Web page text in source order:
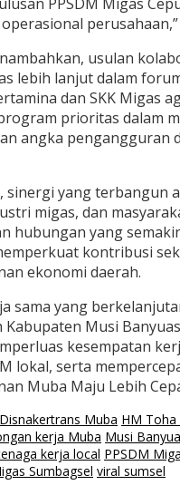
usulan
lebih lanjut dalam
dan SKK Migas
prioritas dalam
angka pengangguran
sinergi yang terbangun
migas, dan
hubungan yang
kontribusi
ekonomi daerah.
sama yang
Kabupaten Musi
kesempatan
lokal, serta
Muba Maju Lebih
Disnakertrans Muba HM
kerja Muba Musi
kerja local PPSDM
Sumbagsel viral sumsel